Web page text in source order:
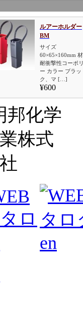
ルアーホルダー
BM
サイズ
60×65×160mm
耐衝撃性コーポ
ー カラー ブラッ
ク、マ […]
¥600